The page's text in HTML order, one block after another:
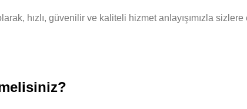
hızlı, güvenilir ve kaliteli hizmet anlayışımızla